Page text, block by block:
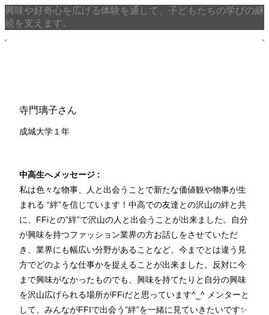
興味や好奇心を広げる体験を通して、子どもたちの学びの継
続を支えます。
寺門璃子さん
成城大学１ 年
中高生へメッセージ :
私は色々な物事、人と出会うことで新たな価値観や物事が生
まれる “絆”を信じています！中高での友達との沢山の絆と共
に、FFiとの”絆”で沢山の人と出会うことが出来ました。自分
が興味を持つファッション業界の方お話しをさせていただ
き、業界にも幅広い分野があることなど、今までとは違う見
方でどのような仕事かを捉えることが出来ました。反対に今
まで興味がなかったものでも、興味を持てたりと自分の興味
を沢山広げられる場所がFFiだと思っています^_^ メンターと
して、みんながFFIで出会う”絆”を一緒に見ていきたいです✨